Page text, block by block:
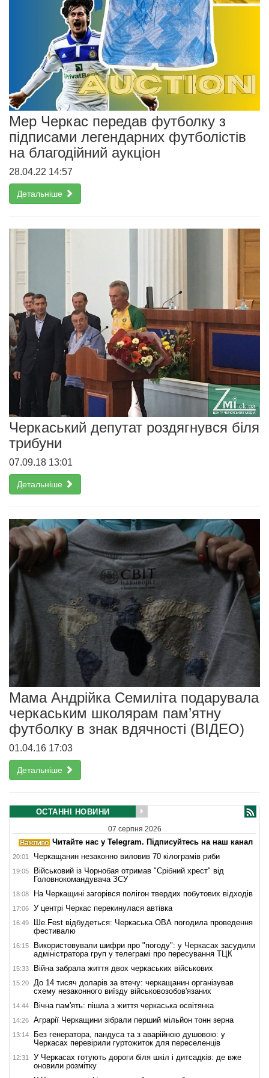
Мер Черкас передав футболку з
підписами легендарних футболістів
на благодійний аукціон
28.04.22 14:57
Детальніше
Черкаський депутат роздягнувся біля
трибуни
07.09.18 13:01
Детальніше
Мама Андрійка Семиліта подарувала
черкаським школярам пам’ятну
футболку в знак вдячності (ВІДЕО)
01.04.16 17:03
Детальніше
ОСТАННІ НОВИНИ
07 серпня 2026
Читайте нас у Telegram. Підписуйтесь на наш канал
20:01 Черкащанин незаконно виловив 70 кілограмів риби
19:05
Військовий із Чорнобая отримав "Срібний хрест" від
Головнокомандувача ЗСУ
18:08 На Черкащині загорівся полігон твердих побутових відходів
17:06 У центрі Черкас перекинулася автівка
16:49
Ше.Fest відбудеться: Черкаська ОВА погодила проведення
фестивалю
16:15
Використовували шифри про "погоду": у Черкасах засудили
адміністратора груп у телеграмі про пересування ТЦК
15:33 Війна забрала життя двох черкаських військових
15:20
До 14 тисяч доларів за втечу: черкащанин організував
схему незаконного виїзду військовозобов'язаних
14:44 Вічна пам'ять: пішла з життя черкаська освітянка
14:26 Аграрії Черкащини зібрали перший мільйон тонн зерна
13:14
Без генератора, пандуса та з аварійною душовою: у
Черкасах перевірили гуртожиток для переселенців
12:31
У Черкасах готують дороги біля шкіл і дитсадків: де вже
оновили розмітку